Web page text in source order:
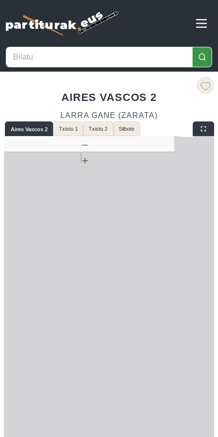
AIRES VASCOS 2
LARRA GANE (ZARATA)
Aires Vascos 2 Txistu 1 Txistu 2 Silbote